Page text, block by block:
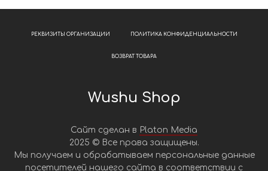
РЕКВИЗИТЫ ОРГАНИЗАЦИИ ПОЛИТИКА КОНФИДЕНЦИАЛЬНОСТИ
ВОЗВРАТ ТОВАРА
Wushu Shop
Сайт сделан в Platon Media
2025 © Все права защищены.
Мы получаем и обрабатываем персональные данные
посетителей нашего сайта в соответствии с